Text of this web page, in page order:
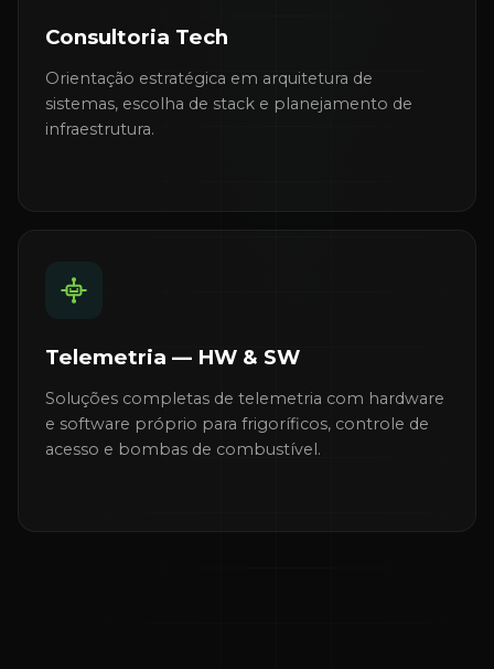
Consultoria Tech
Orientação estratégica em arquitetura de
sistemas, escolha de stack e planejamento de
infraestrutura.
Telemetria — HW & SW
Soluções completas de telemetria com hardware
e software próprio para frigoríficos, controle de
acesso e bombas de combustível.